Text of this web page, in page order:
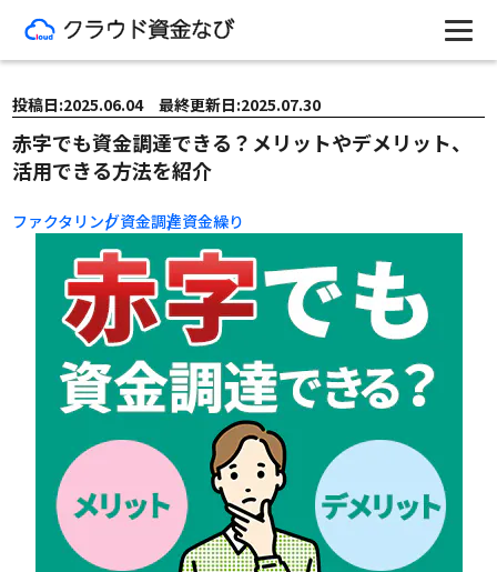
投稿日:2025.06.04 最終更新日:2025.07.30
赤字でも資金調達できる？メリットやデメリット、
活用できる方法を紹介
ファクタリング資金調達資金繰り